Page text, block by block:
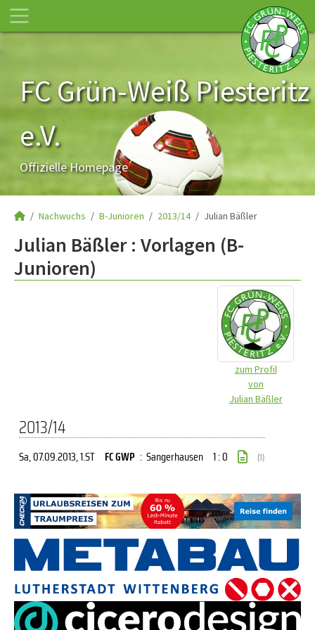
FC Grün-Weiß Piesteritz
e.V.
Offizielle Homepage
Nachwuchs B-Junioren 2013/14 Julian Bäßler
Julian Bäßler : Vorlagen (B-
Junioren)
zum Profil
von
Julian Bäßler
2013/14
Sa, 07.09.2013, 1.ST FC GWP : Sangerhausen 1 : 0 (1)